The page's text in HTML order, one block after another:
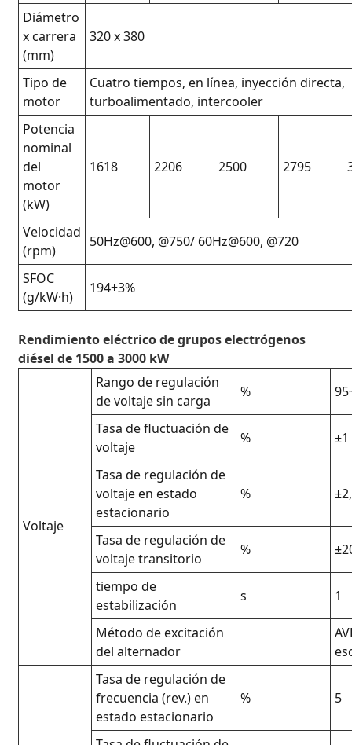
Diámetro
x carrera
(mm)
320 x 380
Tipo de
motor
Cuatro tiempos, en línea, inyección directa,
turboalimentado, intercooler
Potencia
nominal
del
motor
(kW)
1618 2206 2500 2795
Velocidad
(rpm)
50Hz@600, @750/ 60Hz@600, @720
SFOC
(g/kW·h)
194+3%
Rendimiento eléctrico de grupos electrógenos
diésel de 1500 a 3000 kW
Voltaje
Rango de regulación
de voltaje sin carga
%
Tasa de fluctuación de
voltaje
% ±1
Tasa de regulación de
voltaje en estado
estacionario
%
Tasa de regulación de
voltaje transitorio
%
tiempo de
estabilización
s 1
Método de excitación
del alternador
Tasa de regulación de
frecuencia (rev.) en
estado estacionario
% 5